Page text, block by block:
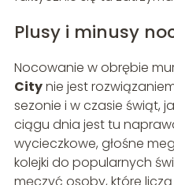
Plusy i minusy
Nocowanie w obrębie
Citynie jest
sezonie i w czasie świąt,
ciągu dnia jest tu
wycieczkowe, głośne
kolejki do popularnych